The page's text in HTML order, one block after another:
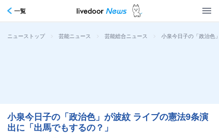
一覧
ニューストップ > 芸能ニュース > 芸能総合ニュース > 小泉今日子の「政治色
小泉今日子の「政治色」が波紋 ライブの憲法9条演
出に「出馬でもするの？」